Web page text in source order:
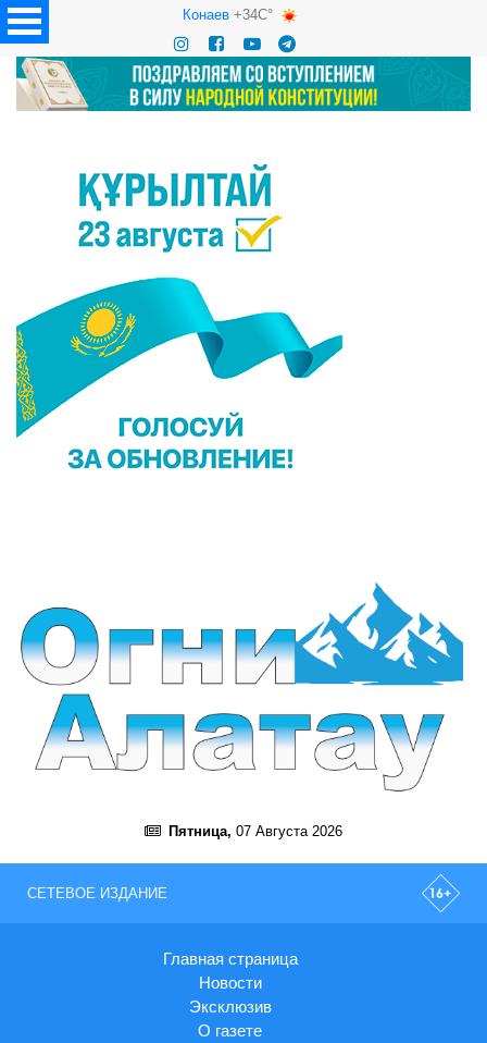
Конаев+34C°
Пятница, 07 Августа 2026
СЕТЕВОЕ ИЗДАНИЕ
Главная страница
Новости
Эксклюзив
О газете